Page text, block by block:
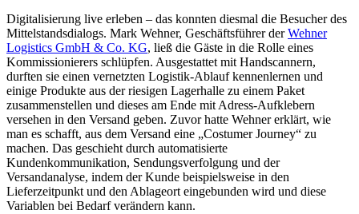
Digitalisierung live erleben – das konnten diesmal die Besucher des
Mittelstandsdialogs. Mark Wehner, Geschäftsführer derWehner
Logistics GmbH & Co. KG, ließ die Gäste in die Rolle eines
Kommissionierers schlüpfen. Ausgestattet mit Handscannern,
durften sie einen vernetzten Logistik-Ablauf kennenlernen und
einige Produkte aus der riesigen Lagerhalle zu einem Paket
zusammenstellen und dieses am Ende mit Adress-Aufklebern
versehen in den Versand geben. Zuvor hatte Wehner erklärt, wie
man es schafft, aus dem Versand eine „Costumer Journey“ zu
machen. Das geschieht durch automatisierte
Kundenkommunikation, Sendungsverfolgung und der
Versandanalyse, indem der Kunde beispielsweise in den
Lieferzeitpunkt und den Ablageort eingebunden wird und diese
Variablen bei Bedarf verändern kann.